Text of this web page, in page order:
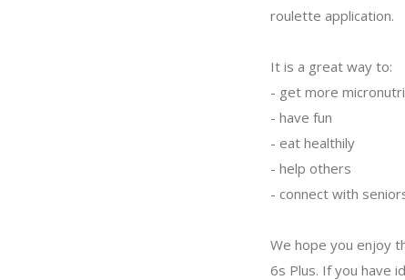
roulette application.
It is a great way to:
- get more
- have fun
- eat healthily
- help others
- connect with
We hope you enjoy
6s Plus. If you have